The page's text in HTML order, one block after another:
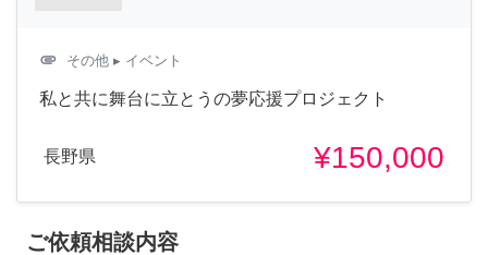
attachment その他 ▸ イベント
私と共に舞台に立とうの夢応援プロジェクト
長野県 ¥150,000
ご依頼相談内容